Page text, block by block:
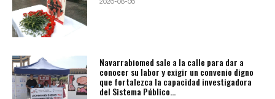
Navarrabiomed sale a la calle para dar a
conocer su labor y exigir un convenio digno
que fortalezca la capacidad investigadora
del Sistema Público...